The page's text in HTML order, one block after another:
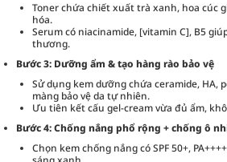
Toner chứa chiết xuất trà xanh, hoa cúc
hóa.
Serum có niacinamide, [vitamin C], B5
thương.
Bước 3: Dưỡng ẩm & tạo hàng rào bảo vệ
Sử dụng kem dưỡng chứa ceramide, HA,
màng bảo vệ da tự nhiên.
Ưu tiên kết cấu gel-cream vừa đủ ẩm,
Bước 4: Chống nắng phổ rộng + chống ô
Chọn kem chống nắng có SPF 50+,